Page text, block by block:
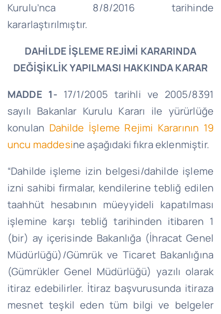
Kurulu’nca 8/8/2016 tarihinde
kararlaştırılmıştır.
DAHİLDE İŞLEME REJİMİ KARARINDA
DEĞİŞİKLİK YAPILMASI HAKKINDA KARAR
MADDE 1- 17/1/2005 tarihli ve 2005/8391
sayılı Bakanlar Kurulu Kararı ile yürürlüğe
konulan Dahilde İşleme Rejimi Kararının 19
uncu maddesine aşağıdaki fıkra eklenmiştir.
“Dahilde işleme izin belgesi/dahilde işleme
izni sahibi firmalar, kendilerine tebliğ edilen
taahhüt hesabının müeyyideli kapatılması
işlemine karşı tebliğ tarihinden itibaren 1
(bir) ay içerisinde Bakanlığa (İhracat Genel
Müdürlüğü)/Gümrük ve Ticaret Bakanlığına
(Gümrükler Genel Müdürlüğü) yazılı olarak
itiraz edebilirler. İtiraz başvurusunda itiraza
mesnet teşkil eden tüm bilgi ve belgeler